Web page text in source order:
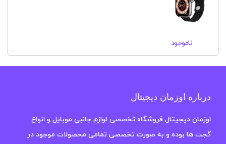
ناموجود
درباره اوزمان دیجیتال
اوزمان دیجیتال فروشگاه تخصصی لوازم جانبی موبایل و انواع
گجت ها بوده و به صورت تخصصی تمامی محصولات موجود در